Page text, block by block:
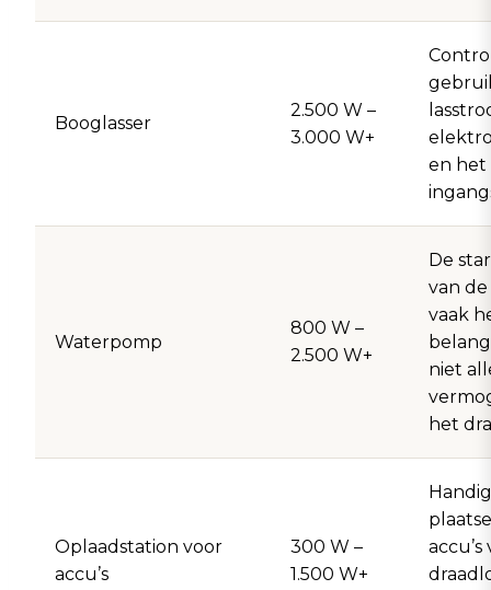
Booglasser
2.500 W –
3.000 W+
en het
Waterpomp
800 W –
2.500 W+
De
van
vaak
niet
het
Oplaadstation voor
accu’s
300 W –
1.500 W+
accu’s